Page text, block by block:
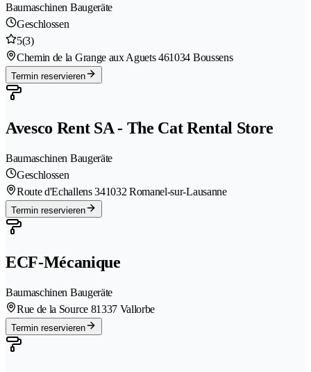
Baumaschinen Baugeräte
Geschlossen
5(3)
Chemin de la Grange aux Aguets 461034 Boussens
Termin reservieren
Avesco Rent SA - The Cat Rental Store
Baumaschinen Baugeräte
Geschlossen
Route d'Echallens 341032 Romanel-sur-Lausanne
Termin reservieren
ECF-Mécanique
Baumaschinen Baugeräte
Rue de la Source 81337 Vallorbe
Termin reservieren